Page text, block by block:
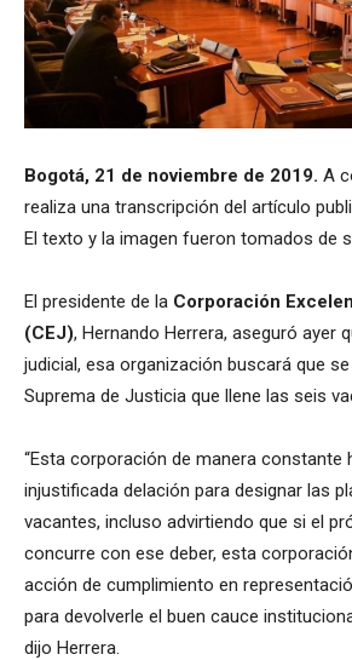
Bogotá, 21 de noviembre de 2019. A
realiza una transcripción del artículo
El texto y la imagen fueron tomados de
El presidente de la Corporación
(CEJ), Hernando Herrera, aseguró ayer
judicial, esa organización buscará que
Suprema de Justicia que llene las seis
“Esta corporación de manera constante
injustificada delación para designar las
vacantes, incluso advirtiendo que si el
concurre con ese deber, esta
acción de cumplimiento en
para devolverle el buen cauce
dijo Herrera.